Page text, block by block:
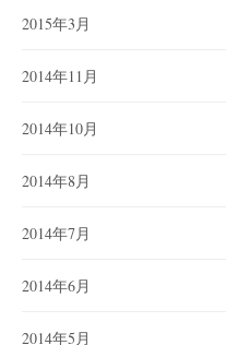
2015年3月
2014年11月
2014年10月
2014年8月
2014年7月
2014年6月
2014年5月